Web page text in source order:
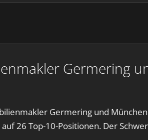
Germering
Germering und
26 Top-10-Positionen. Der